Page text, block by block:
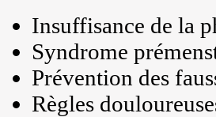
Insuffisance de la
Syndrome
Prévention des
Règles